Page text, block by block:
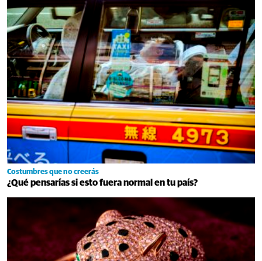
Costumbres que no creerás
¿Qué pensarías si esto fuera normal en tu país?